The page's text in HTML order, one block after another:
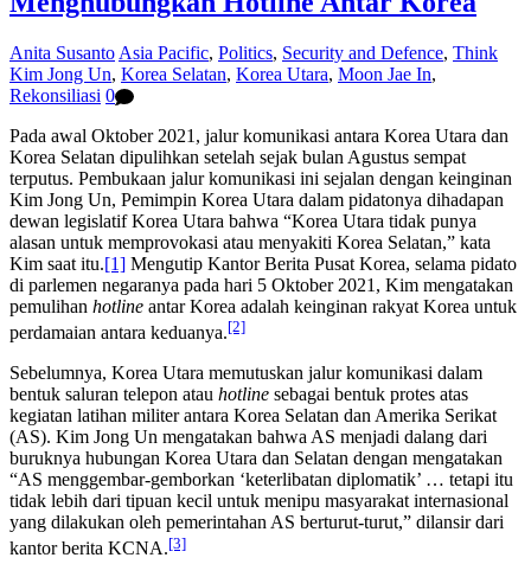
Anita Susanto Asia Pacific, Politics, Security and Defence, Think
Kim Jong Un, Korea Selatan, Korea Utara, Moon Jae In,
Rekonsiliasi 0
Pada awal Oktober 2021, jalur komunikasi antara Korea Utara dan
Korea Selatan dipulihkan setelah sejak bulan Agustus sempat
terputus. Pembukaan jalur komunikasi ini sejalan dengan keinginan
Kim Jong Un, Pemimpin Korea Utara dalam pidatonya dihadapan
dewan legislatif Korea Utara bahwa “Korea Utara tidak punya
alasan untuk memprovokasi atau menyakiti Korea Selatan,” kata
Kim saat itu.[1] Mengutip Kantor Berita Pusat Korea, selama pidato
di parlemen negaranya pada hari 5 Oktober 2021, Kim mengatakan
pemulihan hotline antar Korea adalah keinginan rakyat Korea untuk
perdamaian antara keduanya.[2]
Sebelumnya, Korea Utara memutuskan jalur komunikasi dalam
bentuk saluran telepon atau hotline sebagai bentuk protes atas
kegiatan latihan militer antara Korea Selatan dan Amerika Serikat
(AS). Kim Jong Un mengatakan bahwa AS menjadi dalang dari
buruknya hubungan Korea Utara dan Selatan dengan mengatakan
“AS menggembar-gemborkan ‘keterlibatan diplomatik’ … tetapi itu
tidak lebih dari tipuan kecil untuk menipu masyarakat internasional
yang dilakukan oleh pemerintahan AS berturut-turut,” dilansir dari
kantor berita KCNA.[3]